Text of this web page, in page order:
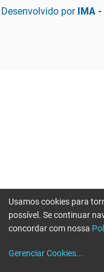
Desenvolvido por IMA -
Usamos cookies para
possível. Se continuar
concordar com nossa
Gerenciar Cookies...
Erro ao enviar